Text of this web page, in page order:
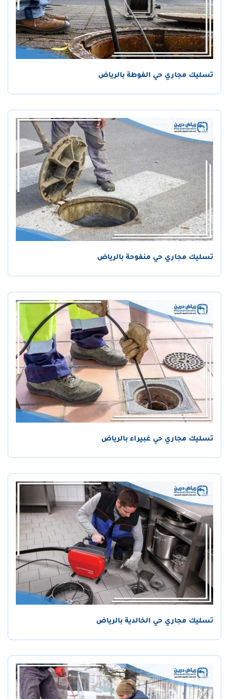
تسليك مجاري حي الفوطة بالرياض
تسليك مجاري حي منفوحة بالرياض
تسليك مجاري حي غبيراء بالرياض
تسليك مجاري حي الخالدية بالرياض